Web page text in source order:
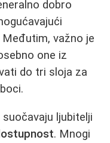
dobro
važno je
one iz
do tri sloja za
ljubitelji
. Mnogi